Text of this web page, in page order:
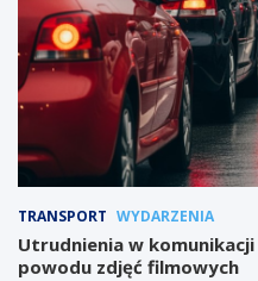
TRANSPORT WYDARZENIA
Utrudnienia w
powodu zdjęć filmowych